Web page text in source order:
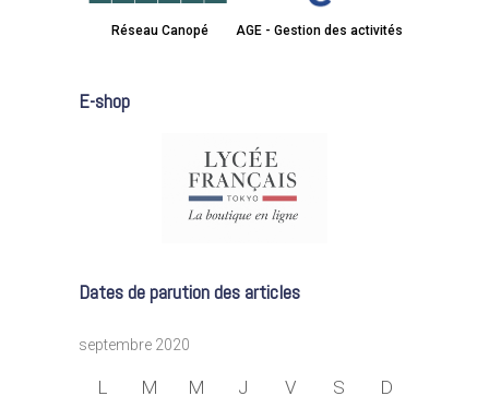
Réseau Canopé AGE - Gestion des activités
E-shop
Dates de parution des articles
septembre 2020
L M M J V S D